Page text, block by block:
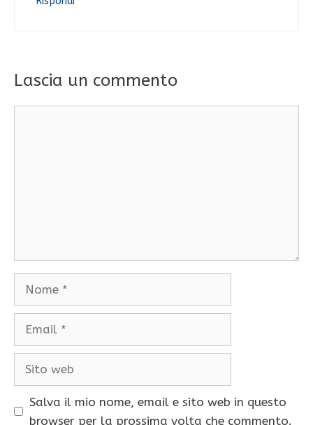
Lascia un commento
Salva il mio nome, email e sito web in questo
browser per la prossima volta che commento.